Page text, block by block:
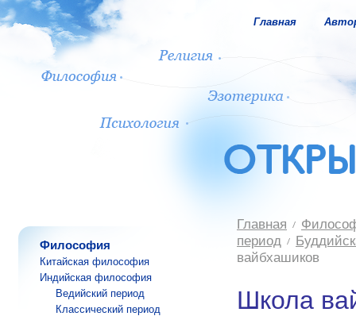
Главная
Философия
Китайская философия
Индийская философия
Ведийский период
Классический период
Главная
период
вайбхашиков
Школа